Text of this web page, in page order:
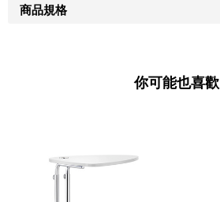
商品規格
你可能也喜歡